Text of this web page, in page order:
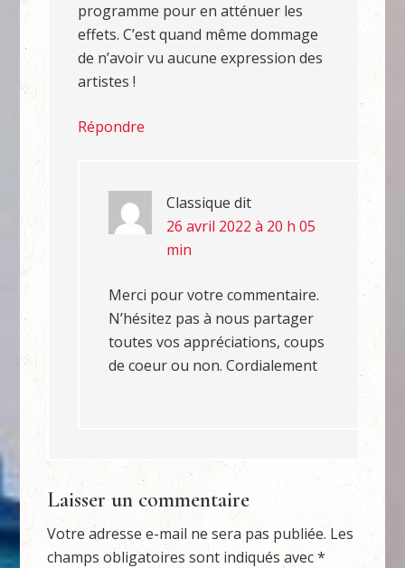
programme pour en atténuer les
effets. C’est quand même dommage
de n’avoir vu aucune expression des
artistes !
Répondre
Classique dit
26 avril 2022 à 20 h 05
min
Merci pour votre commentaire.
N’hésitez pas à nous partager
toutes vos appréciations, coups
de coeur ou non. Cordialement
Laisser un commentaire
Votre adresse e-mail ne sera pas publiée. Les
champs obligatoires sont indiqués avec*